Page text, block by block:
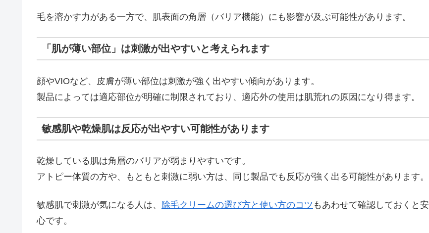
毛を溶かす力がある一方で、肌表面の角層（バリア機能）にも影響が及ぶ可能性があります。
「肌が薄い部位」は刺激が出やすいと考えられます
顔やVIOなど、皮膚が薄い部位は刺激が強く出やすい傾向があります。
製品によっては適応部位が明確に制限されており、適応外の使用は肌荒れの原因になり得ます。
敏感肌や乾燥肌は反応が出やすい可能性があります
乾燥している肌は角層のバリアが弱まりやすいです。
アトピー体質の方や、もともと刺激に弱い方は、同じ製品でも反応が強く出る可能性があります。
敏感肌で刺激が気になる人は、 除毛クリームの選び方と使い方のコツ もあわせて確認しておくと安
心です。